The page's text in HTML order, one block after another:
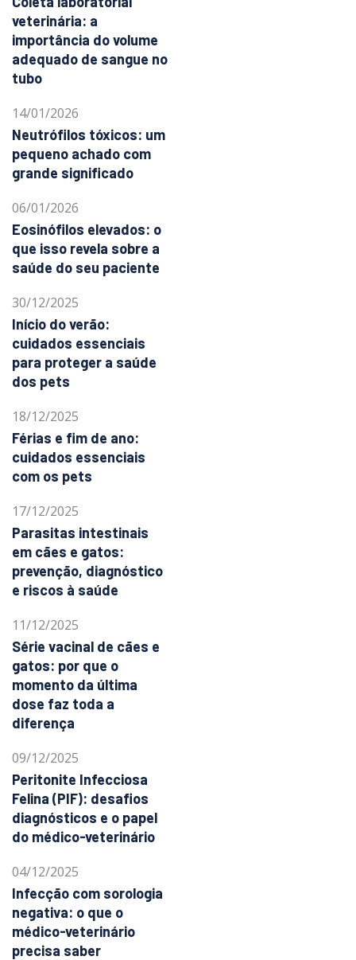
veterinária: a
importância do volume
adequado de sangue no
tubo
14/01/2026
Neutrófilos tóxicos: um
pequeno achado com
grande significado
06/01/2026
Eosinófilos elevados: o
que isso revela sobre a
saúde do seu paciente
30/12/2025
Início do verão:
cuidados essenciais
para proteger a saúde
dos pets
18/12/2025
Férias e fim de ano:
cuidados essenciais
com os pets
17/12/2025
Parasitas intestinais
em cães e gatos:
prevenção, diagnóstico
e riscos à saúde
11/12/2025
Série vacinal de cães e
gatos: por que o
momento da última
dose faz toda a
diferença
09/12/2025
Peritonite Infecciosa
Felina (PIF): desafios
diagnósticos e o papel
do médico-veterinário
04/12/2025
Infecção com sorologia
negativa: o que o
médico-veterinário
precisa saber